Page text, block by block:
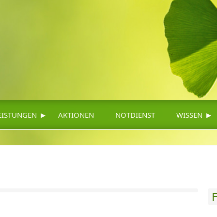
▸ AKTIONEN NOTDIENST WISSEN ▸